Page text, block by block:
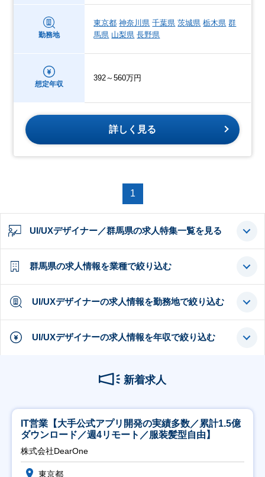
勤務地
東京都 神奈川県 千葉県 茨城県 栃木県 群
馬県 山梨県 長野県
想定年収
392～560万円
詳しく見る
1
UI/UXデザイナー／群馬県の求人特集一覧を見る
群馬県の求人情報を業種で絞り込む
UI/UXデザイナーの求人情報を勤務地で絞り込む
UI/UXデザイナーの求人情報を年収で絞り込む
新着求人
IT営業【大手公式アプリ開発の実績多数／累計1.5億
ダウンロード／週4リモート／服装髪型自由】
株式会社DearOne
東京都